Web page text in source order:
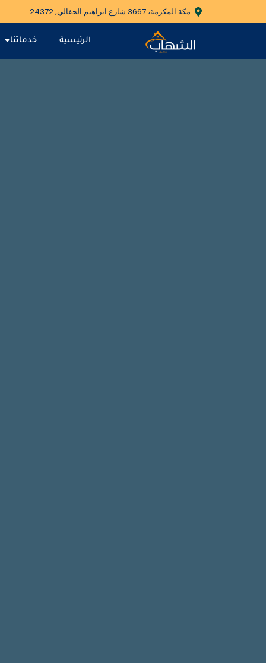
مكة المكرمة، 3667 شارع ابراهيم الجفالي, 24372
الرئيسية خدماتنا